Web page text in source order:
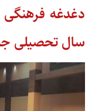
دغدغه فرهنگی
سال تحصیلی